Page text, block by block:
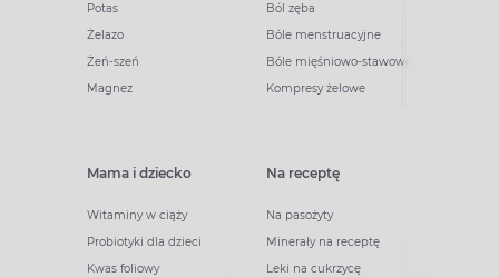
Potas
Żelazo
Żeń-szeń
Magnez
Ból zęba
Bóle menstruacyjne
Bóle mięśniowo-stawowe
Kompresy żelowe
Mama i dziecko
Witaminy w ciąży
Probiotyki dla dzieci
Kwas foliowy
Na receptę
Na pasożyty
Minerały na receptę
Leki na cukrzycę